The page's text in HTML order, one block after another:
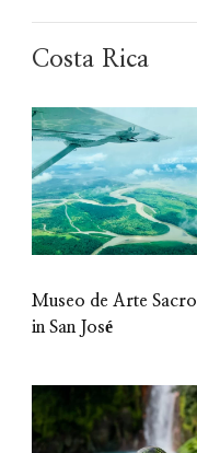
Costa Rica
Museo de Arte Sacro
in San José